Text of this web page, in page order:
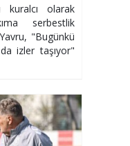
kuralcı olarak
serbestlik
"Bugünkü
izler taşıyor"